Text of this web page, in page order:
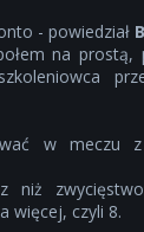
- powiedział
na prostą,
w meczu z
niż
więcej, czyli 8.